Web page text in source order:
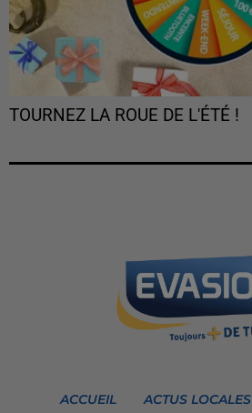
TOURNEZ LA ROUE DE L'ÉTÉ !
ACCUEIL ACTUS LOCALES